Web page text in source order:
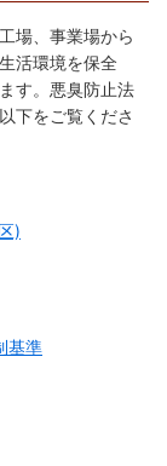
場、事業場から
活環境を保全
す。悪臭防止法
下をご覧くださ
)
基準